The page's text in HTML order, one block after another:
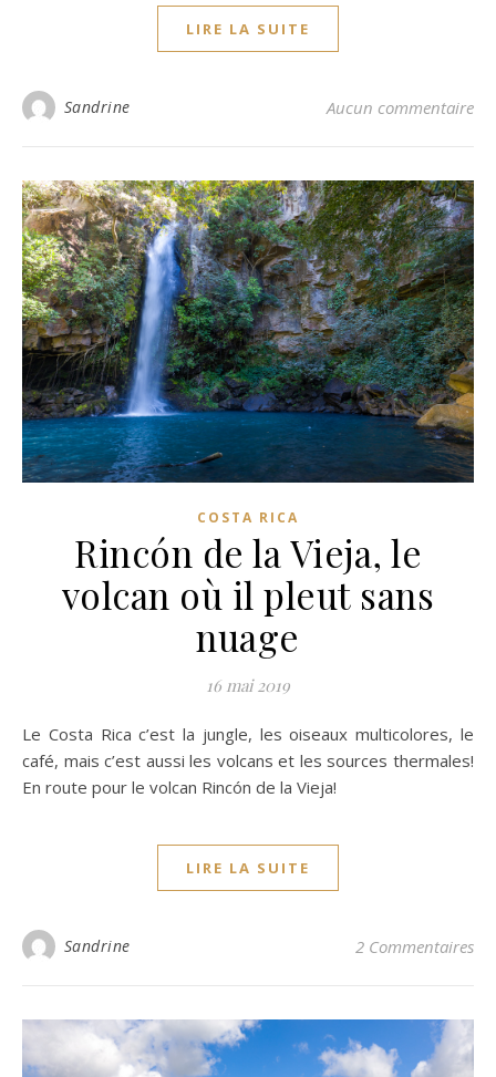
LIRE LA SUITE
Sandrine Aucun commentaire
COSTA RICA
Rincón de la Vieja, le
volcan où il pleut sans
nuage
16 mai 2019
Le Costa Rica c’est la jungle, les oiseaux multicolores, le
café, mais c’est aussi les volcans et les sources thermales!
En route pour le volcan Rincón de la Vieja!
LIRE LA SUITE
Sandrine 2 Commentaires